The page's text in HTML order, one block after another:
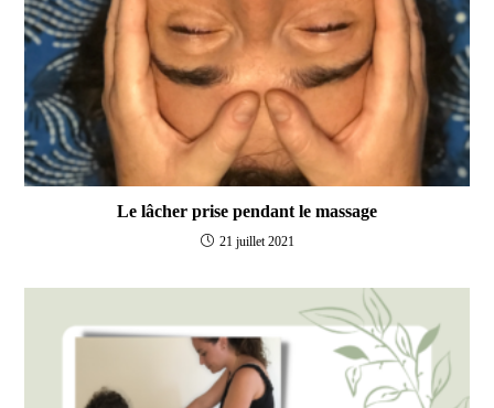
Le lâcher prise pendant le massage
21 juillet 2021